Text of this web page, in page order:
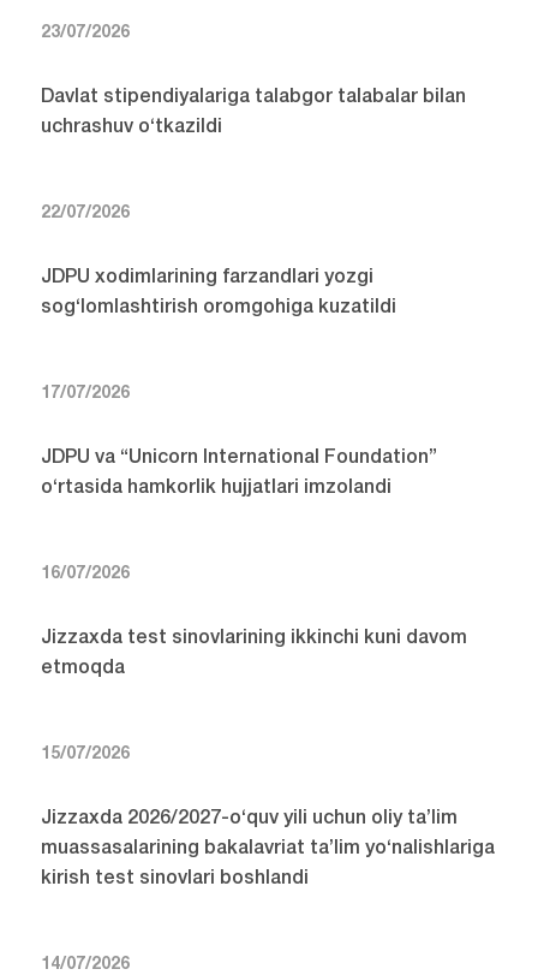
23/07/2026
Davlat stipendiyalariga talabgor talabalar bilan
uchrashuv o‘tkazildi
22/07/2026
JDPU xodimlarining farzandlari yozgi
sog‘lomlashtirish oromgohiga kuzatildi
17/07/2026
JDPU va “Unicorn International Foundation”
o‘rtasida hamkorlik hujjatlari imzolandi
16/07/2026
Jizzaxda test sinovlarining ikkinchi kuni davom
etmoqda
15/07/2026
Jizzaxda 2026/2027-o‘quv yili uchun oliy ta’lim
muassasalarining bakalavriat ta’lim yo‘nalishlariga
kirish test sinovlari boshlandi
14/07/2026